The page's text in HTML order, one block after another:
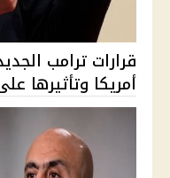
قرارات ترامب
أمريكا وتأثيرها